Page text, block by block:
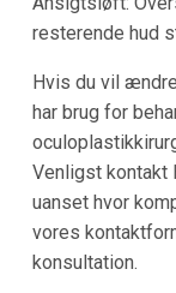
resterende hud
Hvis du vil
har brug for
Venligst kontakt
uanset hvor
vores
konsultation.